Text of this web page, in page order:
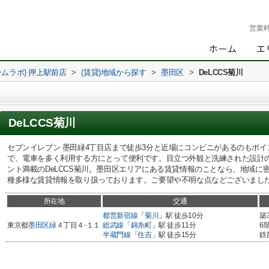
営業
ラボ) 押上駅前店 > (賃貸)地域から探す > 墨田区 > DeLCCS菊川
DeLCCS菊川
セブンイレブン 墨田緑4丁目店まで徒歩3分と近場にコンビニがあるのもポ
で、電車を多く利用する方にとって便利です。目立つ外観と洗練された設
ント満載のDeLCCS菊川。墨田区エリアにある賃貸情報のことなら、地域に
種多様な賃貸情報を取り扱っております。ご要望や不明な点などございまし
所在地 交通
東京都墨田区緑４丁目４-１１
都営新宿線 「 菊川 」駅 徒歩10分
総武線 「 錦糸町」駅 徒歩11分
半蔵門線 「住吉」駅 徒歩15分
築
6
鉄